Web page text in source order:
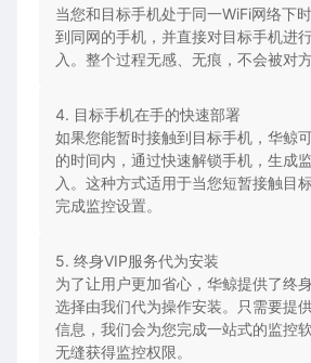
当您和目标手机处于同一WiFi网络下
到同网的手机，并直接对目标手机进
入。整个过程无感、无痕，不会被对方
4. 目标手机在手的快速部署
如果您能暂时接触到目标手机，华鲸
的时间内，通过快速解锁手机，生成
入。这种方式适用于当您短暂接触目
完成监控设置。
5. 终身VIP服务代为安装
为了让用户更加省心，华鲸提供了终
选择由我们代为操作安装。只需要提
信息，我们会为您完成一站式的监控
无缝获得监控权限。